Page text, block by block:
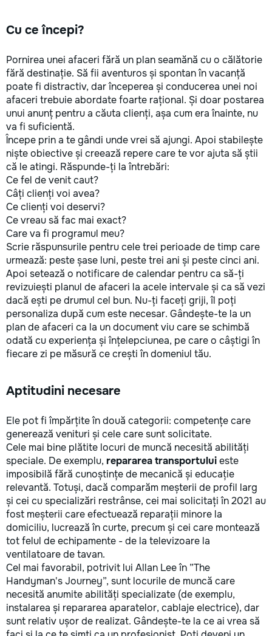
Cu ce începi?
Pornirea unei afaceri fără un plan seamănă cu o călătorie
fără destinație. Să fii aventuros și spontan în vacanță
poate fi distractiv, dar începerea și conducerea unei noi
afaceri trebuie abordate foarte rațional. Și doar postarea
unui anunț pentru a căuta clienți, așa cum era înainte, nu
va fi suficientă.
Începe prin a te gândi unde vrei să ajungi. Apoi stabilește
niște obiective și creează repere care te vor ajuta să știi
că le atingi. Răspunde-ți la întrebări:
Ce fel de venit caut?
Câți clienți voi avea?
Ce clienți voi deservi?
Ce vreau să fac mai exact?
Care va fi programul meu?
Scrie răspunsurile pentru cele trei perioade de timp care
urmează: peste șase luni, peste trei ani și peste cinci ani.
Apoi setează o notificare de calendar pentru ca să-ți
revizuiești planul de afaceri la acele intervale și ca să vezi
dacă ești pe drumul cel bun. Nu-ți faceți griji, îl poți
personaliza după cum este necesar. Gândește-te la un
plan de afaceri ca la un document viu care se schimbă
odată cu experiența și înțelepciunea, pe care o câștigi în
fiecare zi pe măsură ce crești în domeniul tău.
Aptitudini necesare
Ele pot fi împărțite în două categorii: competențe care
generează venituri și cele care sunt solicitate.
Cele mai bine plătite locuri de muncă necesită abilități
speciale. De exemplu, repararea transportuluieste
imposibilă fără cunoștințe de mecanică și educație
relevantă. Totuși, dacă comparăm meșterii de profil larg
și cei cu specializări restrânse, cei mai solicitați în 2021 au
fost meșterii care efectuează reparații minore la
domiciliu, lucrează în curte, precum și cei care montează
tot felul de echipamente - de la televizoare la
ventilatoare de tavan.
Cel mai favorabil, potrivit lui Allan Lee în ”The
Handyman's Journey”, sunt locurile de muncă care
necesită anumite abilități specializate (de exemplu,
instalarea și repararea aparatelor, cablaje electrice), dar
sunt relativ ușor de realizat. Gândește-te la ce ai vrea să